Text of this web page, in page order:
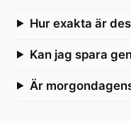
Hur exakta är
Kan jag spara
Är